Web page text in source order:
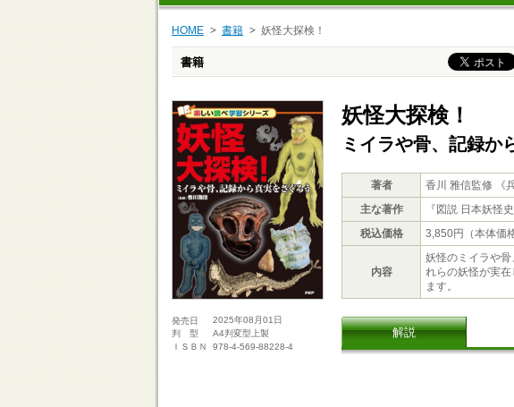
HOME 書籍 妖怪大探検！
書籍
発売日
2025年08月01日
判 型
A4判変型上製
ＩＳＢＮ
978-4-569-88228-4
妖怪大探検！
ミイラや骨、記録か
著者
香川 雅信監修 《
主な著作
『図説 日本妖怪
税込価格
3,850円（本体価
内容
妖怪のミイラや
れらの妖怪が実
ます。
解説